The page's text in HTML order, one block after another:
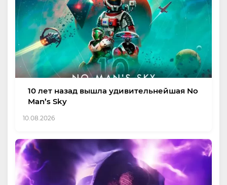
10 лет назад вышла удивительнейшая No
Man’s Sky
10.08.2026